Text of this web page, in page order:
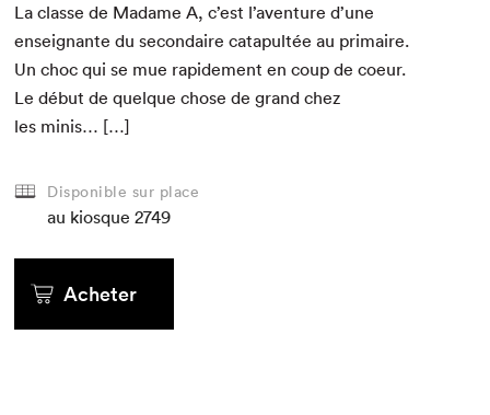
La classe de Madame A, c’est l’aventure d’une
enseignante du sec­ondaire cat­a­pultée au pri­maire.
Un choc qui se mue rapi­de­ment en coup de coeur.
Le début de quelque chose de grand chez
les minis… […]
Disponible sur place
au kiosque 2749
Acheter